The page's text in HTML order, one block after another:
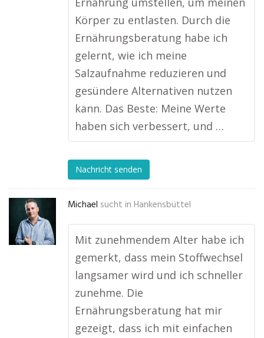
Körper zu entlasten. Durch die
Ernährungsberatung habe ich
gelernt, wie ich meine
Salzaufnahme reduzieren und
gesündere Alternativen nutzen
kann. Das Beste: Meine Werte
haben sich verbessert, und …
Nachricht senden
Michael sucht in Hankensbüttel
Mit zunehmendem Alter habe ich
gemerkt, dass mein Stoffwechsel
langsamer wird und ich schneller
zunehme. Die
Ernährungsberatung hat mir
gezeigt, dass ich mit einfachen